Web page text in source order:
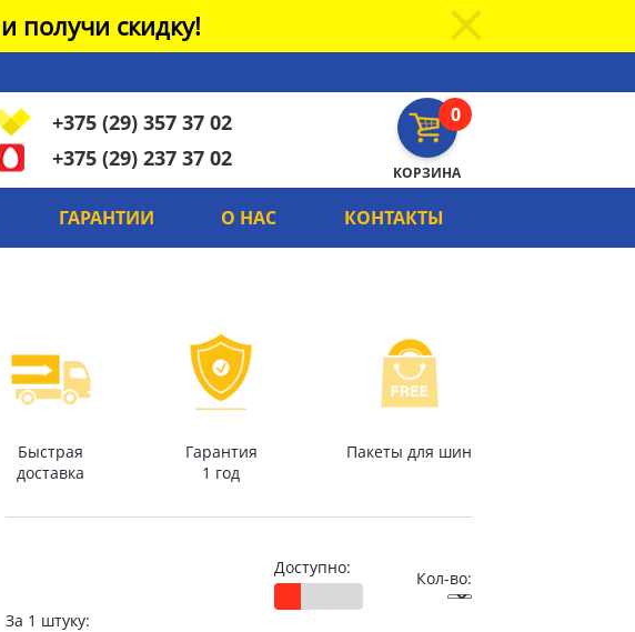
получи скидку!
0
КОРЗИНА
+375 (29) 357 37 02
+375 (29) 237 37 02
ГАРАНТИИ О НАС КОНТАКТЫ
Быстрая
доставка
Гарантия
1 год
Пакеты для шин
Доступно:
Кол-во:
За 1 штуку: